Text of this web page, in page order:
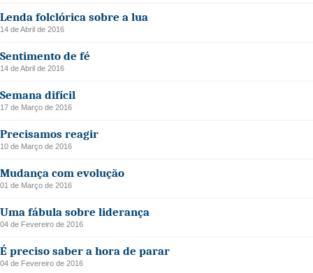
Lenda folclórica sobre a lua
14 de Abril de 2016
Sentimento de fé
14 de Abril de 2016
Semana difícil
17 de Março de 2016
Precisamos reagir
10 de Março de 2016
Mudança com evolução
01 de Março de 2016
Uma fábula sobre liderança
04 de Fevereiro de 2016
É preciso saber a hora de parar
04 de Fevereiro de 2016